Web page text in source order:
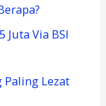
Juta Via BSI
Paling Lezat